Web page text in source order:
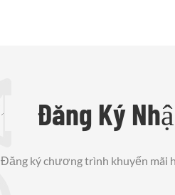
Đăng Ký
Đăng ký chương trình khuyến mãi